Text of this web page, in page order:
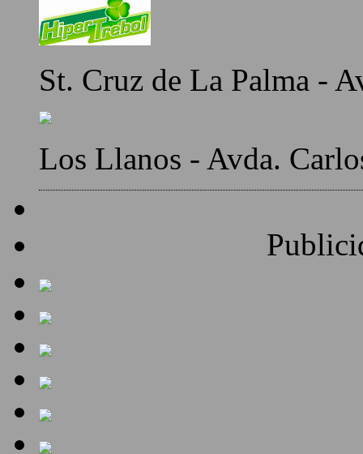
St. Cruz de La Palma -
Los Llanos - Avda.